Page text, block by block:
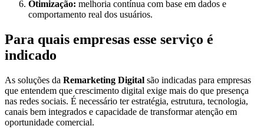
Otimização: melhoria contínua com base em dados e
comportamento real dos usuários.
Para quais empresas esse serviço é
indicado
As soluções da Remarketing Digital são indicadas para empresas
que entendem que crescimento digital exige mais do que presença
nas redes sociais. É necessário ter estratégia, estrutura, tecnologia,
canais bem integrados e capacidade de transformar atenção em
oportunidade comercial.